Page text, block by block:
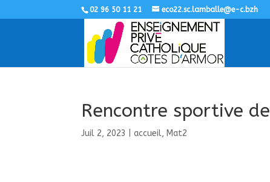
02 96 50 11 21 eco22.sc.lamballe@e-c.bzh
Rencontre sportive
Juil 2, 2023 |accueil, Mat2